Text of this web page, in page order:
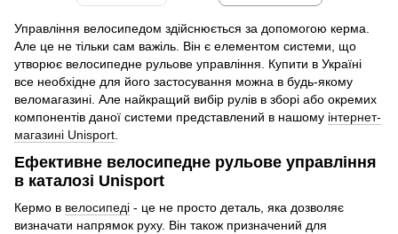
Управління велосипедом здійснюється за допомогою керма.
Але це не тільки сам важіль. Він є елементом системи, що
утворює велосипедне рульове управління. Купити в Україні
все необхідне для його застосування можна в будь-якому
веломагазині. Але найкращий вибір рулів в зборі або окремих
компонентів даної системи представлений в нашому інтернет-
магазині Unisport.
Ефективне велосипедне рульове управління
в каталозі Unisport
Кермо в велосипеді - це не просто деталь, яка дозволяє
визначати напрямок руху. Він також призначений для